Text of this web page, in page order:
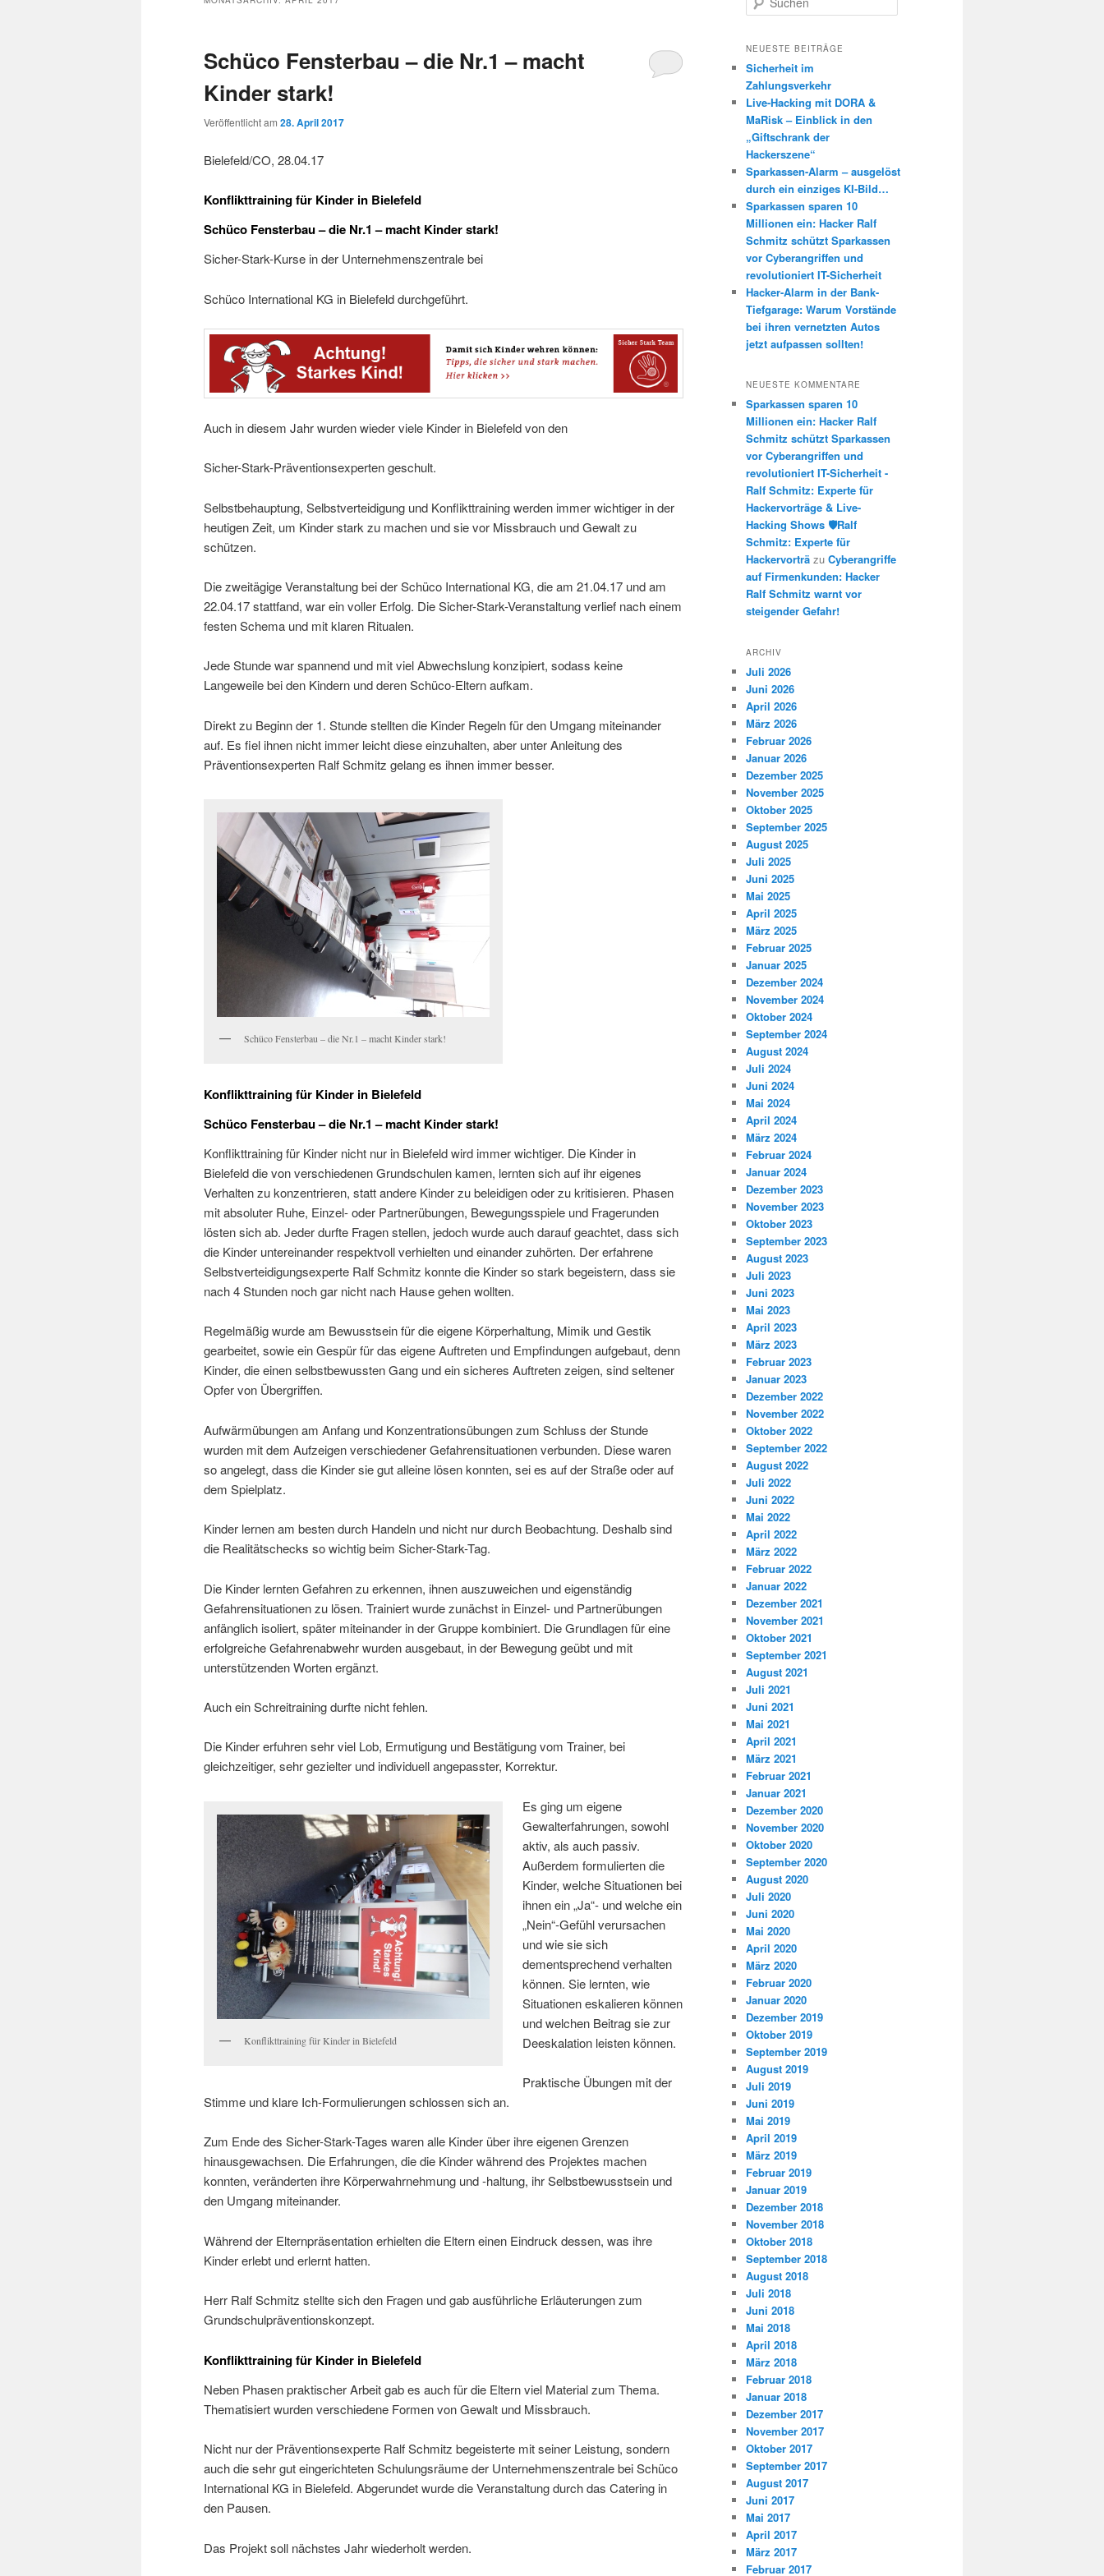
Schüco Fensterbau – die Nr.1 – macht
Kinder stark!
Veröffentlicht am 28. April 2017
Bielefeld/CO, 28.04.17
Konflikttraining für Kinder in Bielefeld
Schüco Fensterbau – die Nr.1 – macht Kinder stark!
Sicher-Stark-Kurse in der Unternehmenszentrale bei
Schüco International KG in Bielefeld durchgeführt.
Auch in diesem Jahr wurden wieder viele Kinder in Bielefeld von den
Sicher-Stark-Präventionsexperten geschult.
Selbstbehauptung, Selbstverteidigung und Konflikttraining werden immer wichtiger in der
heutigen Zeit, um Kinder stark zu machen und sie vor Missbrauch und Gewalt zu
schützen.
Die zweitägige Veranstaltung bei der Schüco International KG, die am 21.04.17 und am
22.04.17 stattfand, war ein voller Erfolg. Die Sicher-Stark-Veranstaltung verlief nach einem
festen Schema und mit klaren Ritualen.
Jede Stunde war spannend und mit viel Abwechslung konzipiert, sodass keine
Langeweile bei den Kindern und deren Schüco-Eltern aufkam.
Direkt zu Beginn der 1. Stunde stellten die Kinder Regeln für den Umgang miteinander
auf. Es fiel ihnen nicht immer leicht diese einzuhalten, aber unter Anleitung des
Präventionsexperten Ralf Schmitz gelang es ihnen immer besser.
Schüco Fensterbau – die Nr.1 – macht Kinder stark!
Konflikttraining für Kinder in Bielefeld
Schüco Fensterbau – die Nr.1 – macht Kinder stark!
Konflikttraining für Kinder nicht nur in Bielefeld wird immer wichtiger. Die Kinder in
Bielefeld die von verschiedenen Grundschulen kamen, lernten sich auf ihr eigenes
Verhalten zu konzentrieren, statt andere Kinder zu beleidigen oder zu kritisieren. Phasen
mit absoluter Ruhe, Einzel- oder Partnerübungen, Bewegungsspiele und Fragerunden
lösten sich ab. Jeder durfte Fragen stellen, jedoch wurde auch darauf geachtet, dass sich
die Kinder untereinander respektvoll verhielten und einander zuhörten. Der erfahrene
Selbstverteidigungsexperte Ralf Schmitz konnte die Kinder so stark begeistern, dass sie
nach 4 Stunden noch gar nicht nach Hause gehen wollten.
Regelmäßig wurde am Bewusstsein für die eigene Körperhaltung, Mimik und Gestik
gearbeitet, sowie ein Gespür für das eigene Auftreten und Empfindungen aufgebaut, denn
Kinder, die einen selbstbewussten Gang und ein sicheres Auftreten zeigen, sind seltener
Opfer von Übergriffen.
Aufwärmübungen am Anfang und Konzentrationsübungen zum Schluss der Stunde
wurden mit dem Aufzeigen verschiedener Gefahrensituationen verbunden. Diese waren
so angelegt, dass die Kinder sie gut alleine lösen konnten, sei es auf der Straße oder auf
dem Spielplatz.
Kinder lernen am besten durch Handeln und nicht nur durch Beobachtung. Deshalb sind
die Realitätschecks so wichtig beim Sicher-Stark-Tag.
Die Kinder lernten Gefahren zu erkennen, ihnen auszuweichen und eigenständig
Gefahrensituationen zu lösen. Trainiert wurde zunächst in Einzel- und Partnerübungen
anfänglich isoliert, später miteinander in der Gruppe kombiniert. Die Grundlagen für eine
erfolgreiche Gefahrenabwehr wurden ausgebaut, in der Bewegung geübt und mit
unterstützenden Worten ergänzt.
Auch ein Schreitraining durfte nicht fehlen.
Die Kinder erfuhren sehr viel Lob, Ermutigung und Bestätigung vom Trainer, bei
gleichzeitiger, sehr gezielter und individuell angepasster, Korrektur.
Konflikttraining für Kinder in Bielefeld
Es ging um eigene
Gewalterfahrungen, sowohl
aktiv, als auch passiv.
Außerdem formulierten die
Kinder, welche Situationen bei
ihnen ein „Ja“- und welche ein
„Nein“-Gefühl verursachen
und wie sie sich
dementsprechend verhalten
können. Sie lernten, wie
Situationen eskalieren können
und welchen Beitrag sie zur
Deeskalation leisten können.
Praktische Übungen mit der
Stimme und klare Ich-Formulierungen schlossen sich an.
Zum Ende des Sicher-Stark-Tages waren alle Kinder über ihre eigenen Grenzen
hinausgewachsen. Die Erfahrungen, die die Kinder während des Projektes machen
konnten, veränderten ihre Körperwahrnehmung und -haltung, ihr Selbstbewusstsein und
den Umgang miteinander.
Während der Elternpräsentation erhielten die Eltern einen Eindruck dessen, was ihre
Kinder erlebt und erlernt hatten.
Herr Ralf Schmitz stellte sich den Fragen und gab ausführliche Erläuterungen zum
Grundschulpräventionskonzept.
Konflikttraining für Kinder in Bielefeld
Neben Phasen praktischer Arbeit gab es auch für die Eltern viel Material zum Thema.
Thematisiert wurden verschiedene Formen von Gewalt und Missbrauch.
Nicht nur der Präventionsexperte Ralf Schmitz begeisterte mit seiner Leistung, sondern
auch die sehr gut eingerichteten Schulungsräume der Unternehmenszentrale bei Schüco
International KG in Bielefeld. Abgerundet wurde die Veranstaltung durch das Catering in
den Pausen.
Das Projekt soll nächstes Jahr wiederholt werden.
u
h
n
NEUESTE BEITRÄGE
Sicherheit im
Zahlungsverkehr
Live-Hacking mit DORA &
MaRisk – Einblick in den
„Giftschrank der
Hackerszene“
Sparkassen-Alarm – ausgelöst
durch ein einziges KI-Bild…
Sparkassen sparen 10
Millionen ein: Hacker Ralf
Schmitz schützt Sparkassen
vor Cyberangriffen und
revolutioniert IT-Sicherheit
Hacker-Alarm in der Bank-
Tiefgarage: Warum Vorstände
bei ihren vernetzten Autos
jetzt aufpassen sollten!
NEUESTE KOMMENTARE
Sparkassen sparen 10
Millionen ein: Hacker Ralf
Schmitz schützt Sparkassen
vor Cyberangriffen und
revolutioniert IT-Sicherheit -
Ralf Schmitz: Experte für
Hackervorträge & Live-
Hacking Shows 🛡️Ralf
Schmitz: Experte für
Hackervorträ zu Cyberangriffe
auf Firmenkunden: Hacker
Ralf Schmitz warnt vor
steigender Gefahr!
ARCHIV
Juli 2026
Juni 2026
April 2026
März 2026
Februar 2026
Januar 2026
Dezember 2025
November 2025
Oktober 2025
September 2025
August 2025
Juli 2025
Juni 2025
Mai 2025
April 2025
März 2025
Februar 2025
Januar 2025
Dezember 2024
November 2024
Oktober 2024
September 2024
August 2024
Juli 2024
Juni 2024
Mai 2024
April 2024
März 2024
Februar 2024
Januar 2024
Dezember 2023
November 2023
Oktober 2023
September 2023
August 2023
Juli 2023
Juni 2023
Mai 2023
April 2023
März 2023
Februar 2023
Januar 2023
Dezember 2022
November 2022
Oktober 2022
September 2022
August 2022
Juli 2022
Juni 2022
Mai 2022
April 2022
März 2022
Februar 2022
Januar 2022
Dezember 2021
November 2021
Oktober 2021
September 2021
August 2021
Juli 2021
Juni 2021
Mai 2021
April 2021
März 2021
Februar 2021
Januar 2021
Dezember 2020
November 2020
Oktober 2020
September 2020
August 2020
Juli 2020
Juni 2020
Mai 2020
April 2020
März 2020
Februar 2020
Januar 2020
Dezember 2019
Oktober 2019
September 2019
August 2019
Juli 2019
Juni 2019
Mai 2019
April 2019
März 2019
Februar 2019
Januar 2019
Dezember 2018
November 2018
Oktober 2018
September 2018
August 2018
Juli 2018
Juni 2018
Mai 2018
April 2018
März 2018
Februar 2018
Januar 2018
Dezember 2017
November 2017
Oktober 2017
September 2017
August 2017
Juni 2017
Mai 2017
April 2017
März 2017
Februar 2017